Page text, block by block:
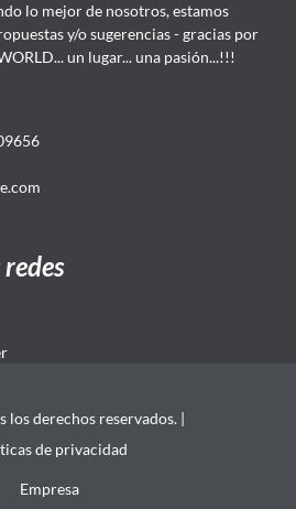
lo mejor de nosotros, estamos
y/o sugerencias - gracias por
un lugar... una pasión...!!!
los derechos reservados. |
de privacidad
Empresa